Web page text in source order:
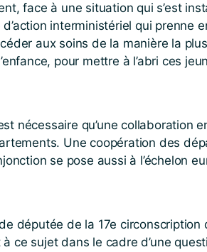
face à une situation qui s’est
interministériel qui prenne
aux soins de la manière la
pour mettre à l’abri ces
nécessaire qu’une collaboration
Une coopération des
se pose aussi à l’échelon
députée de la 17e circonscription
ce sujet dans le cadre d’une